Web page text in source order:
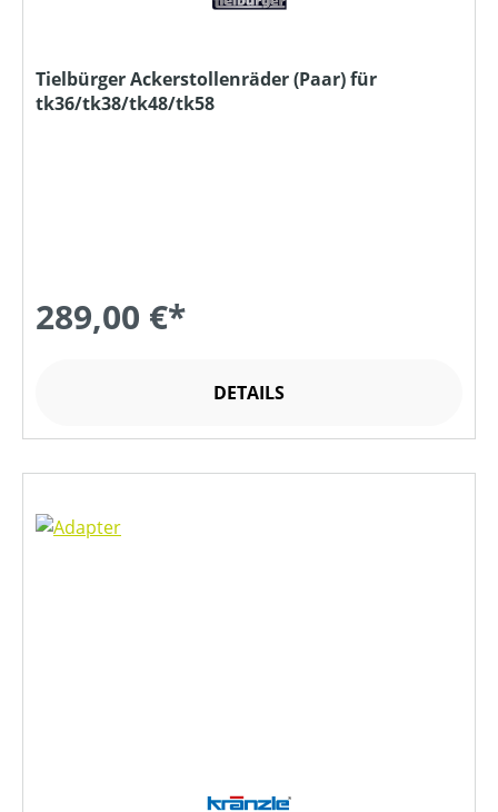
Tielbürger Ackerstollenräder (Paar) für
tk36/tk38/tk48/tk58
289,00 €*
DETAILS